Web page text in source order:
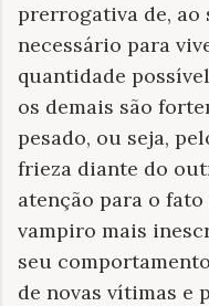
prerrogativa de, ao
necessário para
quantidade
os demais são
pesado, ou seja,
frieza diante do
atenção para o
vampiro mais
seu
de novas vítimas e